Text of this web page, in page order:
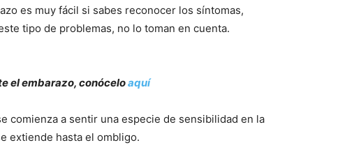
es muy fácil si sabes reconocer los síntomas,
tipo de problemas, no lo toman en cuenta.
el embarazo, conóceloaquí
comienza a sentir una especie de sensibilidad en la
extiende hasta el ombligo.